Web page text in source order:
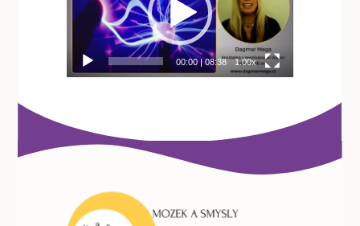
00:00|08:38 1.00x